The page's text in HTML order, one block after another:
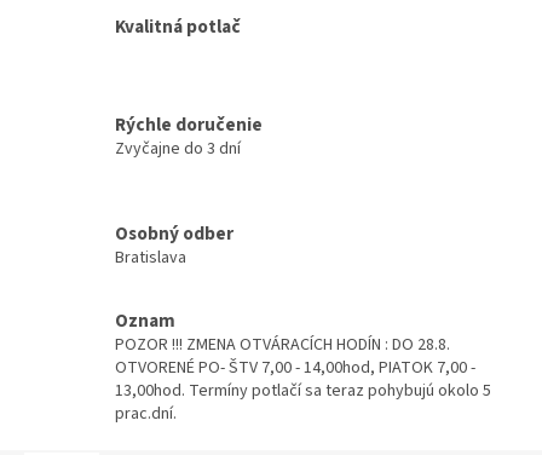
Kvalitná potlač
Rýchle doručenie
Zvyčajne do 3 dní
Osobný odber
Bratislava
Oznam
POZOR !!! ZMENA OTVÁRACÍCH HODÍN : DO 28.8.
OTVORENÉ PO- ŠTV 7,00 - 14,00hod, PIATOK 7,00 -
13,00hod. Termíny potlačí sa teraz pohybujú okolo 5
prac.dní.